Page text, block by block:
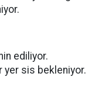
ediliyor.
yer sis bekleniyor.